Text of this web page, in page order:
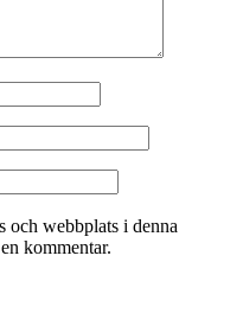
och webbplats i denna
kommentar.